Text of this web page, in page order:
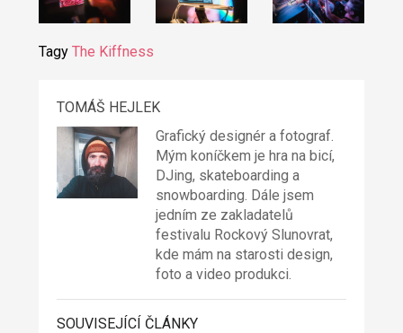
Tagy The Kiffness
TOMÁŠ HEJLEK
Grafický designér a fotograf.
Mým koníčkem je hra na bicí,
DJing, skateboarding a
snowboarding. Dále jsem
jedním ze zakladatelů
festivalu Rockový Slunovrat,
kde mám na starosti design,
foto a video produkci.
SOUVISEJÍCÍ ČLÁNKY